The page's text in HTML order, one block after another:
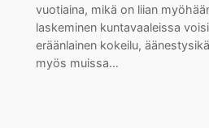
vuotiaina, mikä on liian
laskeminen kuntavaaleissa
eräänlainen kokeilu,
myös muissa…